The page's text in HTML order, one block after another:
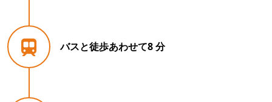
バスと徒歩あわせて8 分